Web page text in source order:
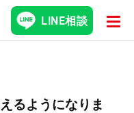
LINE相談
るようになりま